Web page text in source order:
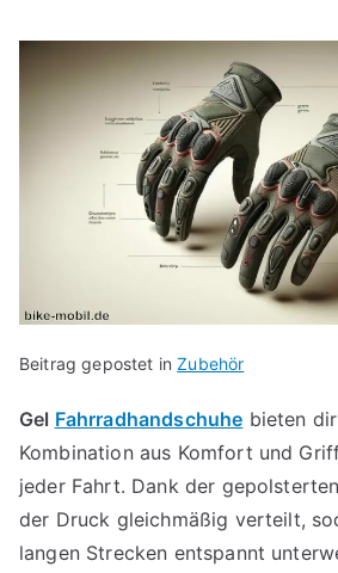
Beitrag gepostet inZubehör
Gel Fahrradhandschuhe bieten
Kombination aus Komfort und
jeder Fahrt. Dank der
der Druck gleichmäßig verteilt,
langen Strecken entspannt